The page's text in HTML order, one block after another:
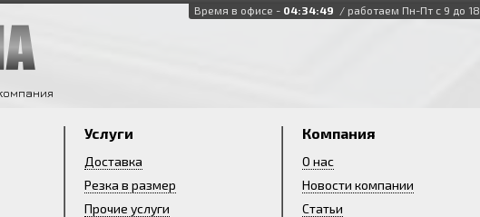
Время в офисе - 04:34:50 / работаем Пн-Пт с 9 до 18
Услуги
Доставка
Резка в размер
Прочие услуги
Компания
О нас
Новости компании
Статьи